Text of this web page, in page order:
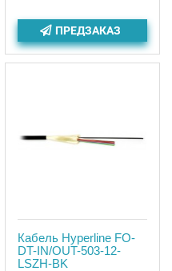
ПРЕДЗАКАЗ
Кабель Hyperline FO-
DT-IN/OUT-503-12-
LSZH-BK